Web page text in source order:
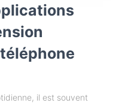
il est souvent